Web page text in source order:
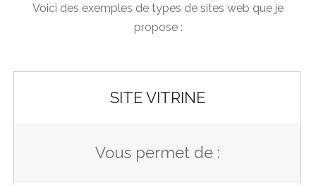
Voici des exemples de types de sites web que je
propose :
SITE VITRINE
Vous permet de :